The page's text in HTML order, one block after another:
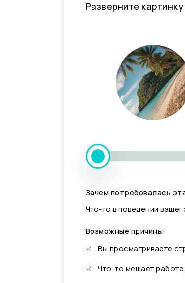
Разверните
Зачем потребовалась
Что-то в поведении
Возможные причины:
Вы просматриваете
Что-то мешает